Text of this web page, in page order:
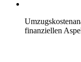
finanziellen